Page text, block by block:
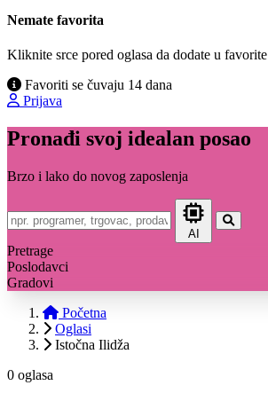
Nemate favorita
Kliknite srce pored oglasa da dodate u favorite
Favoriti se čuvaju 14 dana
Prijava
Pronađi svoj idealan posao
Brzo i lako do novog zaposlenja
AI
Pretrage
Poslodavci
Gradovi
Početna
Oglasi
Istočna Ilidža
0 oglasa